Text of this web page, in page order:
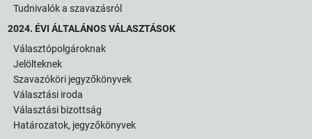
Tudnivalók a szavazásról
2024. ÉVI ÁLTALÁNOS VÁLASZTÁSOK
Választópolgároknak
Jelölteknek
Szavazóköri jegyzőkönyvek
Választási iroda
Választási bizottság
Határozatok, jegyzőkönyvek